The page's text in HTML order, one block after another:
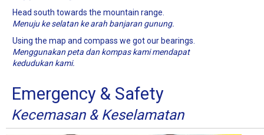
Head south towards the mountain range.
Menuju ke selatan ke arah banjaran gunung.
Using the map and compass we got our bearings.
Menggunakan peta dan kompas kami mendapat
kedudukan kami.
Emergency & Safety
Kecemasan & Keselamatan